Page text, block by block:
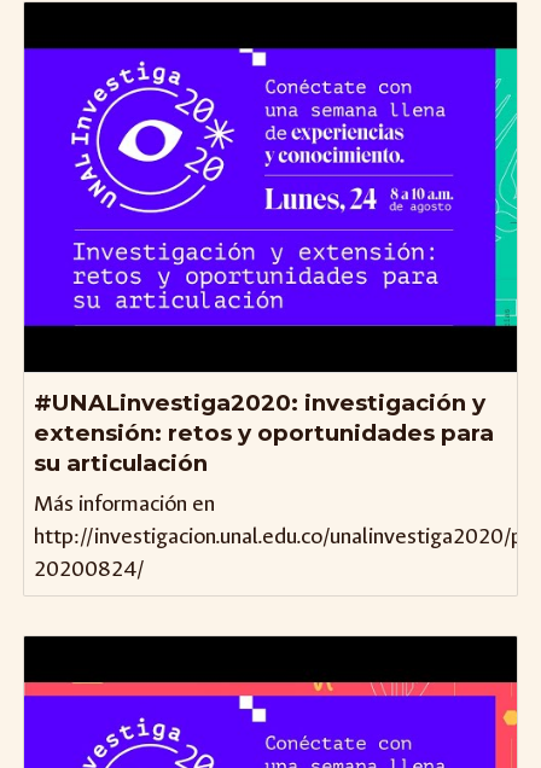
#UNALinvestiga2020: investigación y
extensión: retos y oportunidades para
su articulación
Más información en
http://investigacion.unal.edu.co/unalinvestiga2020/
20200824/